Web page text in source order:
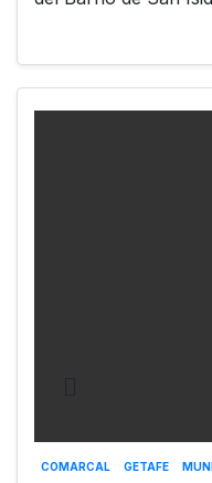
COMARCAL GETAFE